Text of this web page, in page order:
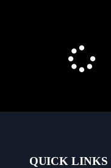
QUICK LINKS